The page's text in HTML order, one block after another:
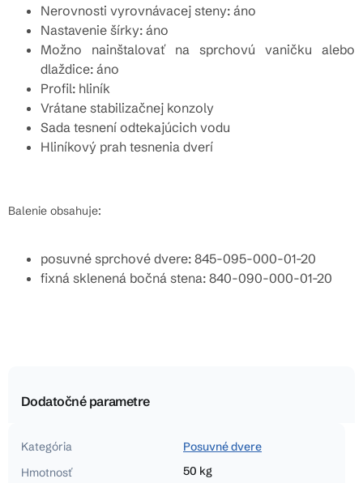
Nerovnosti vyrovnávacej steny: áno
Nastavenie šírky: áno
Možno nainštalovať na sprchovú vaničku alebo
dlaždice: áno
Profil: hliník
Vrátane stabilizačnej konzoly
Sada tesnení odtekajúcich vodu
Hliníkový prah tesnenia dverí
Balenie obsahuje:
posuvné sprchové dvere: 845-095-000-01-20
fixná sklenená bočná stena: 840-090-000-01-20
Dodatočné parametre
Kategória
Posuvné dvere
Hmotnosť
50 kg